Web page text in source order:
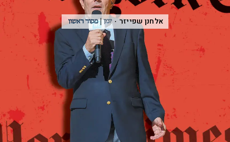
אלחנן שפייזר